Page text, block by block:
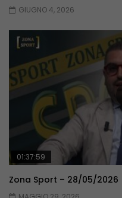
GIUGNO 4, 2026
01:37:59
Zona Sport – 28/05/2026